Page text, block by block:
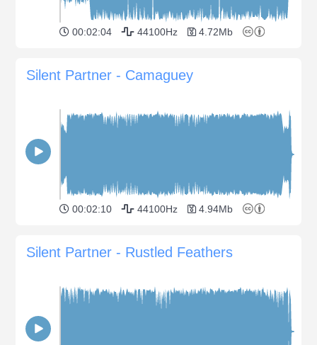
00:02:04 44100Hz 4.72Mb
Silent Partner - Camaguey
00:02:10 44100Hz 4.94Mb
Silent Partner - Rustled Feathers